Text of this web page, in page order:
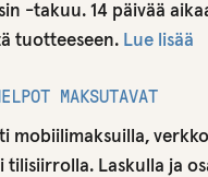
-takuu. 14 päivää
tuotteeseen. Lue lisää
MAKSUTAVAT
mobiilimaksuilla,
Laskulla ja